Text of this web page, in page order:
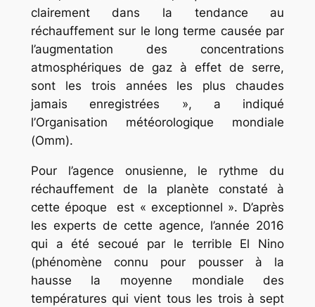
clairement dans la tendance au
réchauffement sur le long terme causée par
l’augmentation des concentrations
atmosphériques de gaz à effet de serre,
sont les trois années les plus chaudes
jamais enregistrées », a indiqué
l’Organisation météorologique mondiale
(Omm).
Pour l’agence onusienne, le rythme du
réchauffement de la planète constaté à
cette époque est « exceptionnel ». D’après
les experts de cette agence, l’année 2016
qui a été secoué par le terrible El Nino
(phénomène connu pour pousser à la
hausse la moyenne mondiale des
températures qui vient tous les trois à sept